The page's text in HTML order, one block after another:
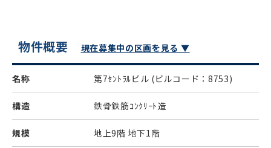
物件概要 現在募集中の区画を見る ▼
名称 第7ｾﾝﾄﾗﾙビル (ビルコード：8753)
構造 鉄骨鉄筋ｺﾝｸﾘｰﾄ造
規模 地上9階 地下1階